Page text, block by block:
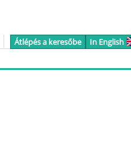
Átlépés a keresőbe In English